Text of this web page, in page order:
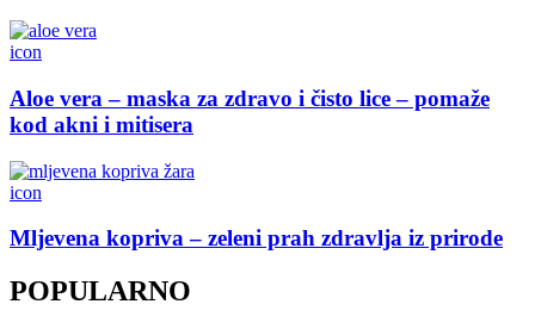
icon
Aloe vera – maska za zdravo i čisto lice – pomaže
kod akni i mitisera
icon
Mljevena kopriva – zeleni prah zdravlja iz prirode
POPULARNO